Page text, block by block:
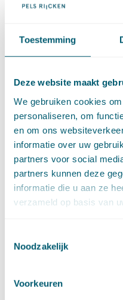
Toestemming
Deze website maakt
We gebruiken cookies
personaliseren, om
en om ons
informatie over uw
partners voor social
partners kunnen deze
informatie die u aan ze
verzameld op basis van
Noodzakelijk
Voorkeuren
september (12)
juli (16)
april (13)
februari (19)
januari (15)
►
2021 (123)
december (15)
november (9)
oktober (13)
september (4)
augustus (7)
mei (6)
april (11)
februari (11)